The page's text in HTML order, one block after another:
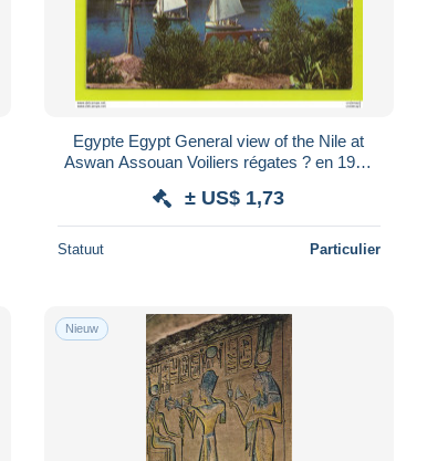
Egypte Egypt General view of the Nile at
Aswan Assouan Voiliers régates ? en 1989
± US$ 1,73
Statuut Particulier
Nieuw